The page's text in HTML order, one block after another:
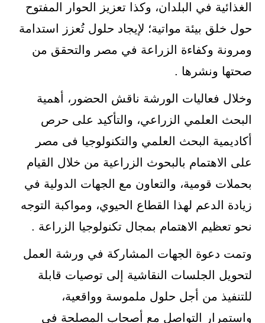
الغذائية في البلدان، وكذا تعزيز الحوار المفتوح
حول خلق بيئة مواتية؛ لإيجاد حلول تُعزز استدامة
ومرونة وكفاءة الزراعة في مصر والتحقق من
صحتها ونشرها .
وخلال فعاليات الورشة ناقش الحضور، أهمية
البحث العلمي الزراعي، والتأكيد على حرص
أكاديمية البحث العلمي والتكنولوجيا فى مصر
على الاهتمام بالبحوث الزراعية من خلال القيام
بحملات قومية، والتعاون مع الجهات الدولية في
زيادة الدعم لهذا القطاع الحيوي، ومواكبة التوجه
نحو تعظيم الاهتمام بمجال تكنولوجيا الزراعة .
وتمت دعوة الجهات المشاركة في ورشة العمل
لتحويل الجلسات النقاشية إلى توصيات قابلة
للتنفيذ من أجل حلول ملموسة وواقعية،
واستمرار التواصل مع أصحاب المصلحة في